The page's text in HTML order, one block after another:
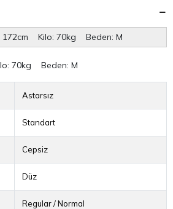
172cm Kilo: 70kg Beden: M
70kg Beden: M
Astarsız
Standart
Cepsiz
Düz
Regular / Normal